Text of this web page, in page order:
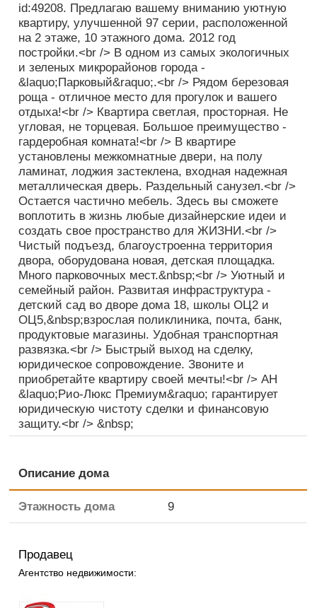
id:49208. Предлагаю вашему вниманию уютную
квартиру, улучшенной 97 серии, расположенной
на 2 этаже, 10 этажного дома. 2012 год
постройки.<br /> В одном из самых экологичных
и зеленых микрорайонов города -
&laquo;Парковый&raquo;.<br /> Рядом березовая
роща - отличное место для прогулок и вашего
отдыха!<br /> Квартира светлая, просторная. Не
угловая, не торцевая. Большое преимущество -
гардеробная комната!<br /> В квартире
установлены межкомнатные двери, на полу
ламинат, лоджия застеклена, входная надежная
металлическая дверь. Раздельный санузел.<br />
Остается частично мебель. Здесь вы сможете
воплотить в жизнь любые дизайнерские идеи и
создать свое пространство для ЖИЗНИ.<br />
Чистый подъезд, благоустроенна территория
двора, оборудована новая, детская площадка.
Много парковочных мест.&nbsp;<br /> Уютный и
семейный район. Развитая инфраструктура -
детский сад во дворе дома 18, школы ОЦ2 и
ОЦ5,&nbsp;взрослая поликлиника, почта, банк,
продуктовые магазины. Удобная транспортная
развязка.<br /> Быстрый выход на сделку,
юридическое сопровождение. Звоните и
приобретайте квартиру своей мечты!<br /> АН
&laquo;Рио-Люкс Премиум&raquo; гарантирует
юридическую чистоту сделки и финансовую
защиту.<br /> &nbsp;
Описание дома
Этажность дома 9
Продавец
Агентство недвижимости: